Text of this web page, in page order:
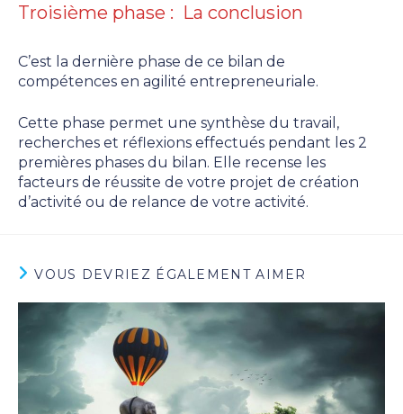
Troisième phase : La conclusion
C’est la dernière phase de ce bilan de
compétences en agilité entrepreneuriale.
Cette phase permet une synthèse du travail,
recherches et réflexions effectués pendant les 2
premières phases du bilan. Elle recense les
facteurs de réussite de votre projet de création
d’activité ou de relance de votre activité.
VOUS DEVRIEZ ÉGALEMENT AIMER